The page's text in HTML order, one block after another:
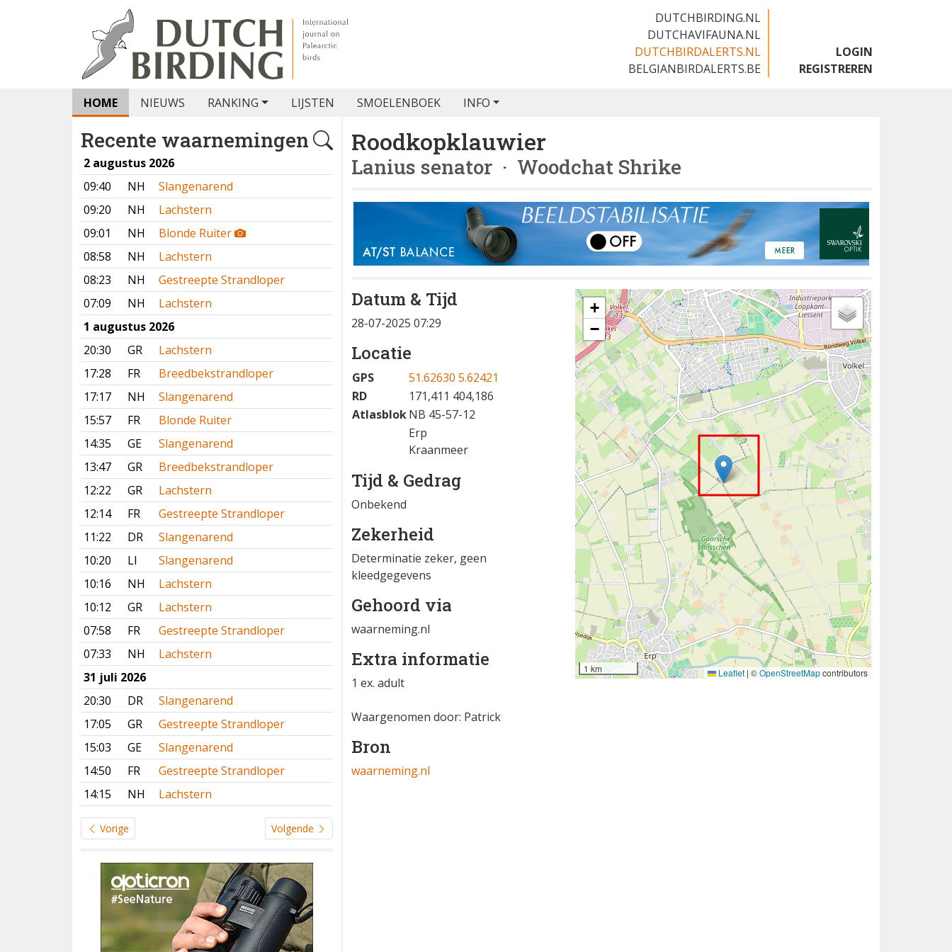
DUTCHBIRDING.NL
DUTCHAVIFAUNA.NL
DUTCHBIRDALERTS.NL
BELGIANBIRDALERTS.BE
LOGIN
REGISTREREN
HOME NIEUWS RANKING LIJSTEN SMOELENBOEK INFO
Recente waarnemingen
2 augustus 2026
09:40
NH
Slangenarend
09:20
NH
Lachstern
09:01
NH
Blonde Ruiter
08:58
NH
Lachstern
08:23
NH
Gestreepte Strandloper
07:09
NH
Lachstern
1 augustus 2026
20:30
GR
Lachstern
17:28
FR
Breedbekstrandloper
17:17
NH
Slangenarend
15:57
FR
Blonde Ruiter
14:35
GE
Slangenarend
13:47
GR
Breedbekstrandloper
12:22
GR
Lachstern
12:14
FR
Gestreepte Strandloper
11:22
DR
Slangenarend
10:20
LI
Slangenarend
10:16
NH
Lachstern
10:12
GR
Lachstern
07:58
FR
Gestreepte Strandloper
07:33
NH
Lachstern
31 juli 2026
20:30
DR
Slangenarend
17:05
GR
Gestreepte Strandloper
15:03
GE
Slangenarend
14:50
FR
Gestreepte Strandloper
14:15
NH Lachstern
Vorige Volgende
Roodkopklauwier
Lanius senator · Woodchat Shrike
Datum & Tijd
28-07-2025 07:29
Locatie
GPS
51.62630 5.62421
RD
171,411 404,186
AtlasblokNB 45-57-12
Erp
Kraanmeer
Tijd & Gedrag
Onbekend
Zekerheid
Determinatie zeker, geen
kleedgegevens
Gehoord via
waarneming.nl
Extra informatie
1 ex. adult
Waargenomen door: Patrick
Bron
waarneming.nl
+
−
1 km Leaflet | ©OpenStreetMapcontributors